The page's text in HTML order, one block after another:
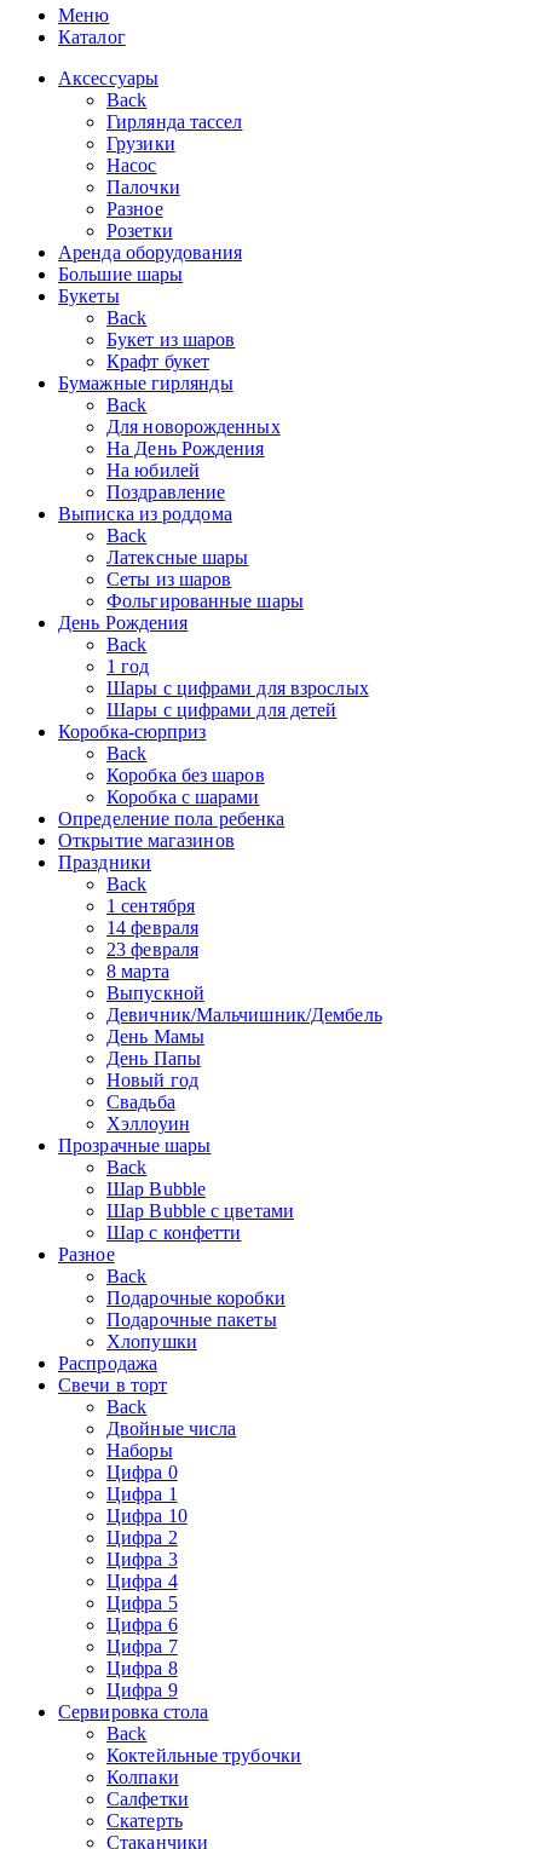
Меню
Каталог
Аксессуары
Back
Гирлянда тассел
Грузики
Насос
Палочки
Разное
Розетки
Аренда оборудования
Большие шары
Букеты
Back
Букет из шаров
Крафт букет
Бумажные гирлянды
Back
Для новорожденных
На День Рождения
На юбилей
Поздравление
Выписка из роддома
Back
Латексные шары
Сеты из шаров
Фольгированные шары
День Рождения
Back
1 год
Шары с цифрами для взрослых
Шары с цифрами для детей
Коробка-сюрприз
Back
Коробка без шаров
Коробка с шарами
Определение пола ребенка
Открытие магазинов
Праздники
Back
1 сентября
14 февраля
23 февраля
8 марта
Выпускной
Девичник/Мальчишник/Дембель
День Мамы
День Папы
Новый год
Свадьба
Хэллоуин
Прозрачные шары
Back
Шар Bubble
Шар Bubble с цветами
Шар с конфетти
Разное
Back
Подарочные коробки
Подарочные пакеты
Хлопушки
Распродажа
Свечи в торт
Back
Двойные числа
Наборы
Цифра 0
Цифра 1
Цифра 10
Цифра 2
Цифра 3
Цифра 4
Цифра 5
Цифра 6
Цифра 7
Цифра 8
Цифра 9
Сервировка стола
Back
Коктейльные трубочки
Колпаки
Салфетки
Скатерть
Стаканчики